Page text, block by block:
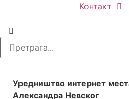
Контакт
Уредништво интернет
Александра Невског